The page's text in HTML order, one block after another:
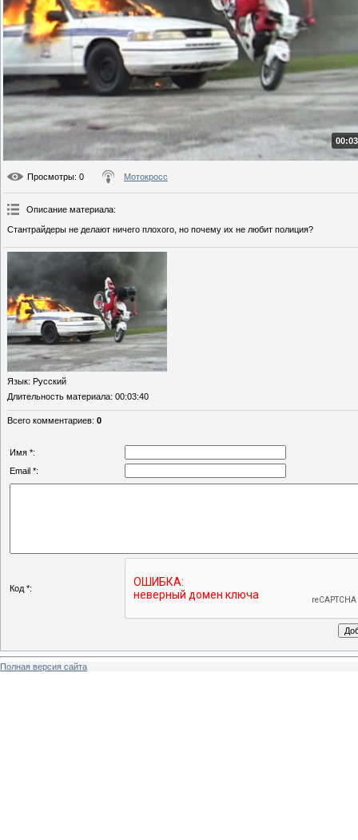
Просмотры: 0 Мотокросс
Описание материала:
Стантрайдеры не делают ничего плохого, но почему их не любит полиция?
Язык: Русский
Длительность материала: 00:03:40
Всего комментариев: 0
Имя *:
Email *:
Код *:
Полная версия сайта